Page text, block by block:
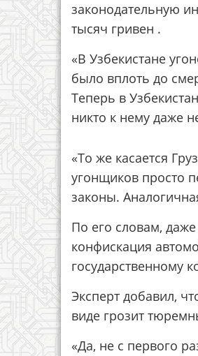
законодательную
тысяч гривен .
«В Узбекистане
было вплоть до
Теперь в
никто к нему даже
«То же касается
угонщиков просто
законы.
По его словам,
конфискация
государственному
Эксперт добавил,
виде грозит
«Да, не с первого